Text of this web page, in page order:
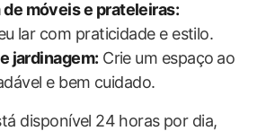
móveis e prateleiras:
lar com praticidade e estilo.
jardinagem: Crie um espaço⁣ ao
e bem cuidado.
disponível 24 ⁤horas por ‌dia,